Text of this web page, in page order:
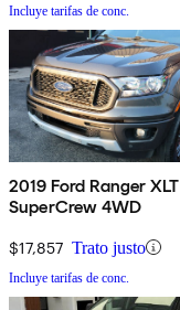
Incluye tarifas de conc.
2019 Ford Ranger XLT
SuperCrew 4WD
$17,857 Trato justo
Incluye tarifas de conc.